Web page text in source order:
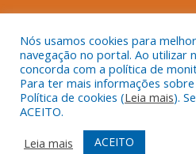
Mapa do Site
Acessar
Acessar o
Nós usamos cookies para
navegação no portal. Ao utilizar
concorda com a política de
Para ter mais informações
Política de cookies (Leia mais).
ACEITO.
Leia mais
ACEITO